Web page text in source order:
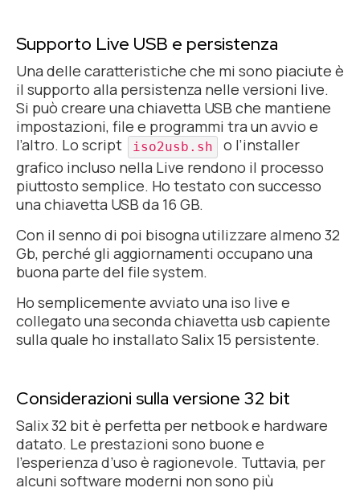
Supporto Live USB e persistenza
Una delle caratteristiche che mi sono piaciute è
il supporto alla persistenza nelle versioni live.
Si può creare una chiavetta USB che mantiene
impostazioni, file e programmi tra un avvio e
l’altro. Lo script
iso2usb.sh
o l’installer
grafico incluso nella Live rendono il processo
piuttosto semplice. Ho testato con successo
una chiavetta USB da 16 GB.
Con il senno di poi bisogna utilizzare almeno 32
Gb, perché gli aggiornamenti occupano una
buona parte del file system.
Ho semplicemente avviato una iso live e
collegato una seconda chiavetta usb capiente
sulla quale ho installato Salix 15 persistente.
Considerazioni sulla versione 32 bit
Salix 32 bit è perfetta per netbook e hardware
datato. Le prestazioni sono buone e
l’esperienza d’uso è ragionevole. Tuttavia, per
alcuni software moderni non sono più